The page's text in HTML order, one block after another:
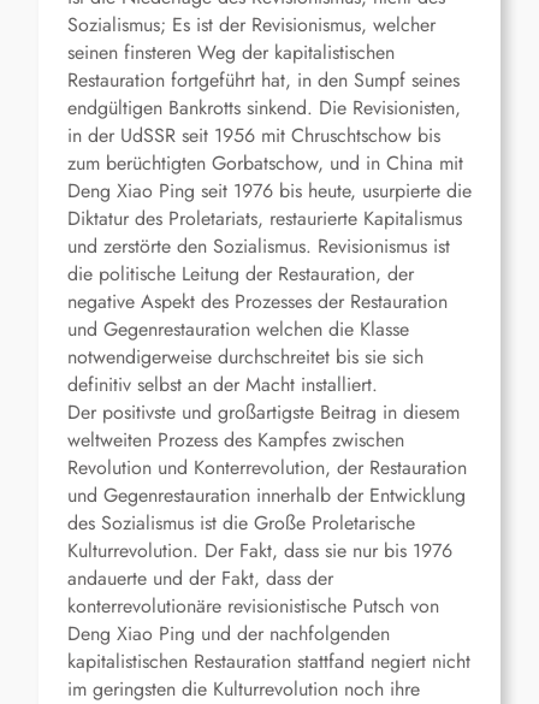
Sozialismus; Es ist der Revisionismus, welcher
seinen finsteren Weg der kapitalistischen
Restauration fortgeführt hat, in den Sumpf seines
endgültigen Bankrotts sinkend. Die Revisionisten,
in der UdSSR seit 1956 mit Chruschtschow bis
zum berüchtigten Gorbatschow, und in China mit
Deng Xiao Ping seit 1976 bis heute, usurpierte die
Diktatur des Proletariats, restaurierte Kapitalismus
und zerstörte den Sozialismus. Revisionismus ist
die politische Leitung der Restauration, der
negative Aspekt des Prozesses der Restauration
und Gegenrestauration welchen die Klasse
notwendigerweise durchschreitet bis sie sich
definitiv selbst an der Macht installiert.
Der positivste und großartigste Beitrag in diesem
weltweiten Prozess des Kampfes zwischen
Revolution und Konterrevolution, der Restauration
und Gegenrestauration innerhalb der Entwicklung
des Sozialismus ist die Große Proletarische
Kulturrevolution. Der Fakt, dass sie nur bis 1976
andauerte und der Fakt, dass der
konterrevolutionäre revisionistische Putsch von
Deng Xiao Ping und der nachfolgenden
kapitalistischen Restauration stattfand negiert nicht
im geringsten die Kulturrevolution noch ihre